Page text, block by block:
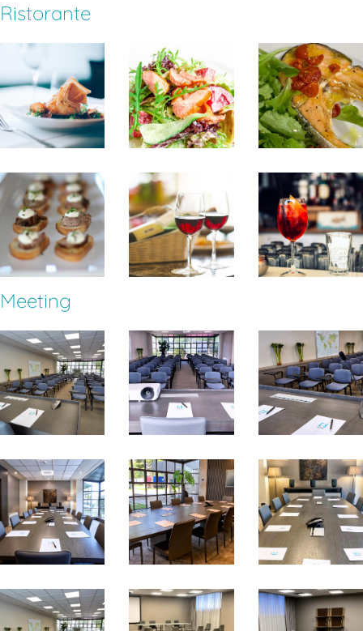
Ristorante
Meeting